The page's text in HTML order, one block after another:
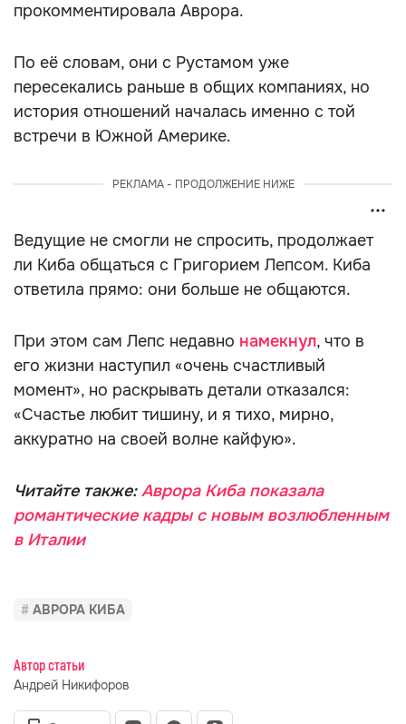
прокомментировала Аврора.
По её словам, они с Рустамом уже
пересекались раньше в общих компаниях, но
история отношений началась именно с той
встречи в Южной Америке.
РЕКЛАМА - ПРОДОЛЖЕНИЕ НИЖЕ
Ведущие не смогли не спросить, продолжает
ли Киба общаться с Григорием Лепсом. Киба
ответила прямо: они больше не общаются.
При этом сам Лепс недавно намекнул, что в
его жизни наступил «очень счастливый
момент», но раскрывать детали отказался:
«Счастье любит тишину, и я тихо, мирно,
аккуратно на своей волне кайфую».
Читайте также:Аврора Киба показала
романтические кадры с новым возлюбленным
в Италии
АВРОРА КИБА
Автор статьи
Андрей Никифоров